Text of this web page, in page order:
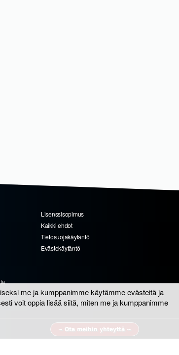
Lisenssisopimus
Kaikki ehdot
Tietosuojakäytäntö
Evästekäytäntö
~ Ota meihin yhteyttä ~
me ja kumppanimme käytämme evästeitä ja
voit oppia lisää siitä, miten me ja kumppanimme